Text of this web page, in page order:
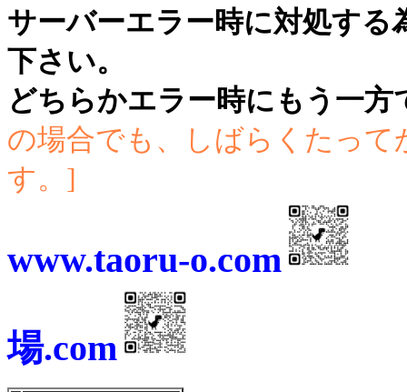
サーバーエラー時に対処す
下さい。
どちらかエラー時にもう一
の場合でも、しばらくたっ
す。]
www.taoru-o.com
場.com